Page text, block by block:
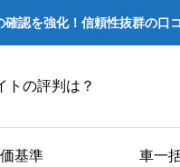
確認を強化！信頼性抜群の口
トの評判は？
基準 車一